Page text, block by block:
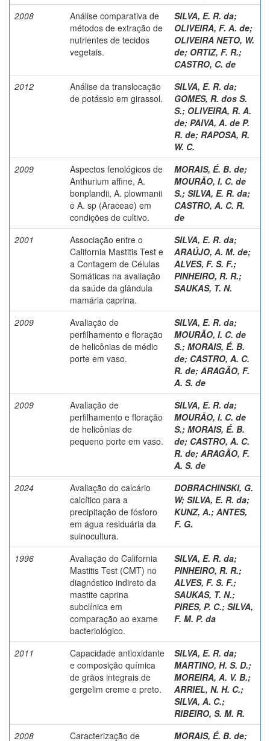
2008
Análise comparativa de
métodos de extração de
nutrientes de tecidos
vegetais.
SILVA, E. R. da;
OLIVEIRA, F. A. de;
OLIVEIRA NETO, W.
de; ORTIZ, F. R.;
CASTRO, C. de
2012
Análise da translocação
de potássio em girassol.
SILVA, E. R. da;
GOMES, R. dos S.
S.; OLIVEIRA, R. A.
de; PAIVA, A. de P.
R. de; RAPOSA, R.
W. C.
2009
Aspectos fenológicos de
Anthurium affine, A.
bonplandii, A. plowmanii
e A. sp (Araceae) em
condições de cultivo.
MORAIS, É. B. de;
MOURÃO, I. C. de
S.; SILVA, E. R. da;
CASTRO, A. C. R.
de
2001
Associação entre o
California Mastitis Test e
a Contagem de Células
Somáticas na avaliação
da saúde da glândula
mamária caprina.
SILVA, E. R. da;
ARAÚJO, A. M. de;
ALVES, F. S. F.;
PINHEIRO, R. R.;
SAUKAS, T. N.
2009
Avaliação de
perfilhamento e floração
de helicônias de médio
porte em vaso.
SILVA, E. R. da;
MOURÃO, I. C. de
S.; MORAIS, É. B.
de; CASTRO, A. C.
R. de; ARAGÃO, F.
A. S. de
2009
Avaliação de
perfilhamento e floração
de helicônias de
pequeno porte em vaso.
SILVA, E. R. da;
MOURÃO, I. C. de
S.; MORAIS, É. B.
de; CASTRO, A. C.
R. de; ARAGÃO, F.
A. S. de
2024
Avaliação do calcário
calcítico para a
precipitação de fósforo
em água residuária da
suinocultura.
DOBRACHINSKI, G.
W; SILVA, E. R. da;
KUNZ, A.; ANTES,
F. G.
1996
Avaliação do California
Mastitis Test (CMT) no
diagnóstico indireto da
mastite caprina
subclínica em
comparação ao exame
bacteriológico.
SILVA, E. R. da;
PINHEIRO, R. R.;
ALVES, F. S. F.;
SAUKAS, T. N.;
PIRES, P. C.; SILVA,
F. M. P. da
2011
Capacidade antioxidante
e composição química
de grãos integrais de
gergelim creme e preto.
SILVA, E. R. da;
MARTINO, H. S. D.;
MOREIRA, A. V. B.;
ARRIEL, N. H. C.;
SILVA, A. C.;
RIBEIRO, S. M. R.
2008
Caracterização de MORAIS, É. B. de;